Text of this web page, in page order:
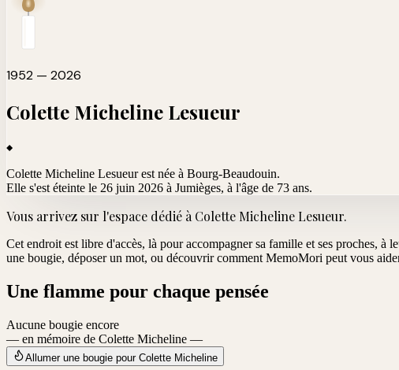
1952 — 2026
Colette Micheline Lesueur
Colette Micheline Lesueur est née à Bourg-Beaudouin.
Elle s'est éteinte le 26 juin 2026 à Jumièges, à l'âge de 73 ans.
Vous arrivez sur l'espace dédié à Colette Micheline Lesueur.
Cet endroit est libre d'accès, là pour accompagner sa famille et ses proches,
une bougie, déposer un mot, ou découvrir comment MemoMori peut vous
Une flamme pour chaque pensée
Aucune bougie encore
— en mémoire de Colette Micheline —
Allumer une bougie pour Colette Micheline